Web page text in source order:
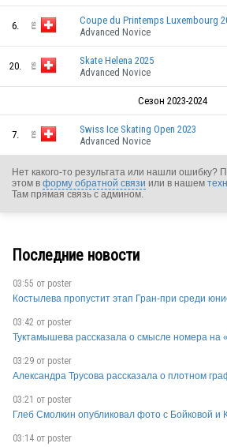
6.
SUI
Coupe du Printemps Luxembourg
Advanced Novice
20.
SUI
Skate Helena 2025
Advanced Novice
Сезон 2023-2024
7.
Swiss Ice Skating Open 2023
Advanced Novice
Нет какого-то результата или нашли ошибку?
этом в форму обратной связи или в нашем
Там прямая связь с админом.
Последние новости
03:55 от poster
Костылева пропустит этап Гран-при среди
03:42 от poster
Туктамышева рассказала о смысле номера на
03:29 от poster
Александра Трусова рассказала о плотном
03:21 от poster
Глеб Смолкин опубликовал фото с Бойковой и
03:14 от poster